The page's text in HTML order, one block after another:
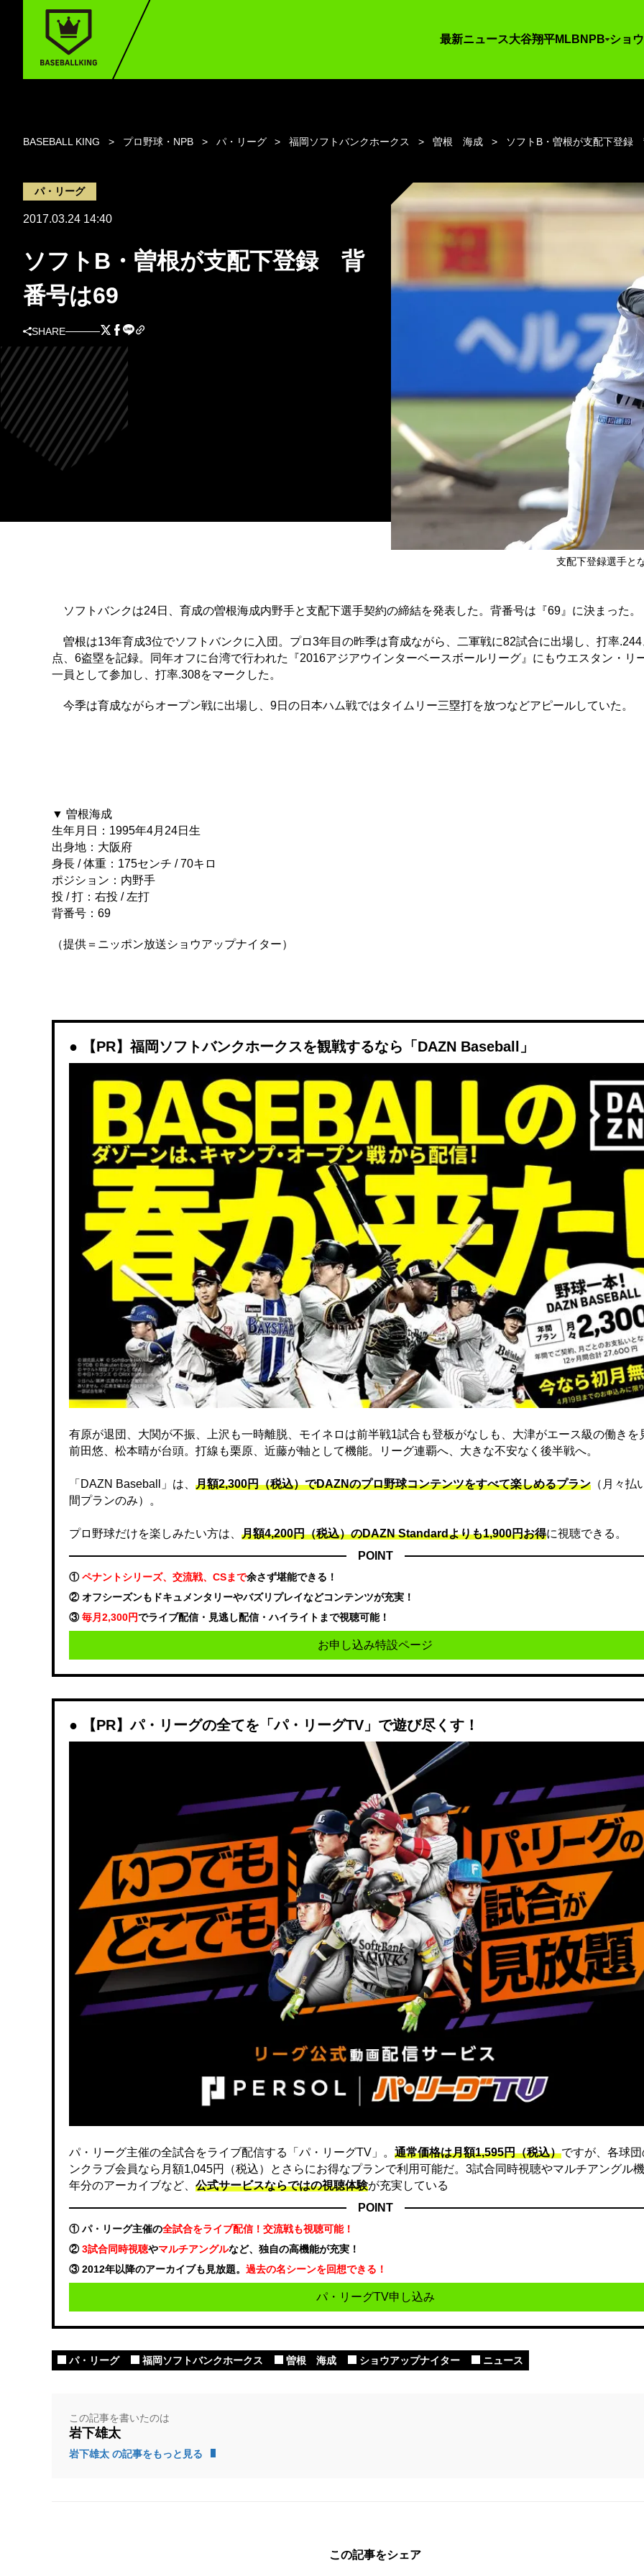
最新ニュース大谷翔平MLB NPB ショ
BASEBALL KING プロ野球・NPB パ・リーグ 福岡ソフトバンクホークス 曽根 海成 ソフトB・曽根が支配下登録
パ・リーグ
2017.03.24 14:40
ソフトB・曽根が支配下登録 背
番号は69
SHARE
支配下登録選手と
ソフトバンクは24日、育成の曽根海成内野手と支配下選手契約の締結を発表した。背番号は『69』に決まった。
曽根は13年育成3位でソフトバンクに入団。プロ3年目の昨季は育成ながら、二軍戦に82試合に出場し、打率
点、6盗塁を記録。同年オフに台湾で行われた『2016アジアウインターベースボールリーグ』にもウエスタン・リ
一員として参加し、打率.308をマークした。
今季は育成ながらオープン戦に出場し、9日の日本ハム戦ではタイムリー三塁打を放つなどアピールしていた。
▼ 曽根海成
生年月日：1995年4月24日生
出身地：大阪府
身長 / 体重：175センチ / 70キロ
ポジション：内野手
投 / 打：右投 / 左打
背番号：69
（提供＝ニッポン放送ショウアップナイター）
【PR】福岡ソフトバンクホークスを観戦するなら「DAZN Baseball」
有原が退団、大関が不振、上沢も一時離脱、モイネロは前半戦1試合も登板がなしも、大津がエース級の働きを
前田悠、松本晴が台頭。打線も栗原、近藤が軸として機能。リーグ連覇へ、大きな不安なく後半戦へ。
「DAZN Baseball」は、 月額2,300円（税込）でDAZNのプロ野球コンテンツをすべて楽しめるプラン （月々払
間プランのみ）。
プロ野球だけを楽しみたい方は、 月額4,200円（税込）のDAZN Standard​よりも1,900円お得に視聴できる。
POINT
①ペナントシリーズ、交流戦、CSまで余さず堪能できる！
② オフシーズンもドキュメンタリーやバズリプレイなどコンテンツが充実！
③毎月2,300円でライブ配信・見逃し配信・ハイライトまで視聴可能！
お申し込み特設ページ
【PR】パ・リーグの全てを「パ・リーグTV」で遊び尽くす！
パ・リーグ主催の全試合をライブ配信する「パ・リーグTV」。 通常価格は月額1,595円（税込）ですが、各球
ンクラブ会員なら月額1,045円（税込）とさらにお得なプランで利用可能だ。3試合同時視聴やマルチアングル
年分のアーカイブなど、 公式サービスならではの視聴体験が充実している
POINT
① パ・リーグ主催の全試合をライブ配信！交流戦も視聴可能！
②3試合同時視聴やマルチアングルなど、独自の高機能が充実！
③ 2012年以降のアーカイブも見放題。 過去の名シーンを回想できる！
パ・リーグTV申し込み
パ・リーグ 福岡ソフトバンクホークス 曽根 海成 ショウアップナイター ニュース
この記事を書いたのは
岩下雄太
岩下雄太 の記事をもっと見る
この記事をシェア